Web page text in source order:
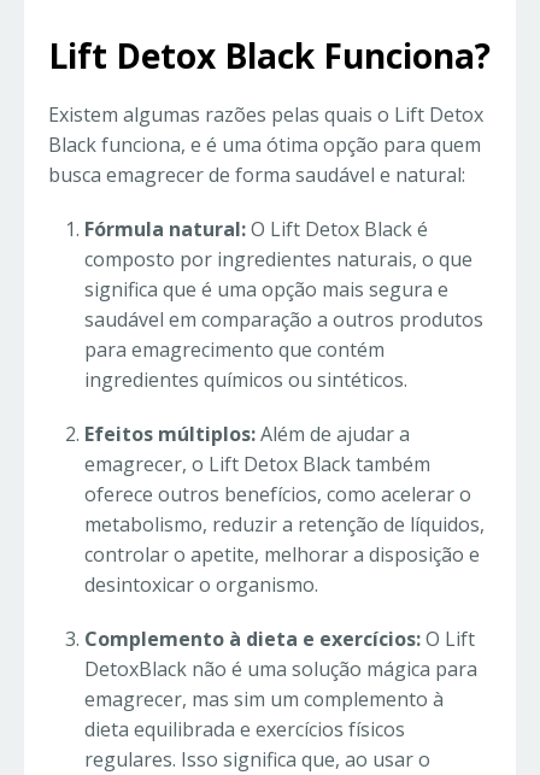
Lift Detox Black Funciona?
Existem algumas razões pelas quais o Lift Detox
Black funciona, e é uma ótima opção para quem
busca emagrecer de forma saudável e natural:
Fórmula natural:O Lift Detox Black é
composto por ingredientes naturais, o que
significa que é uma opção mais segura e
saudável em comparação a outros produtos
para emagrecimento que contém
ingredientes químicos ou sintéticos.
Efeitos múltiplos:Além de ajudar a
emagrecer, o Lift Detox Black também
oferece outros benefícios, como acelerar o
metabolismo, reduzir a retenção de líquidos,
controlar o apetite, melhorar a disposição e
desintoxicar o organismo.
Complemento à dieta e exercícios:O Lift
DetoxBlack não é uma solução mágica para
emagrecer, mas sim um complemento à
dieta equilibrada e exercícios físicos
regulares. Isso significa que, ao usar o